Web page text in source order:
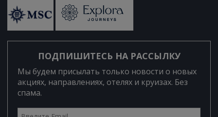
ПОДПИШИТЕСЬ НА РАССЫЛКУ
Мы будем присылать только новости о новых
акциях, направлениях, отелях и круизах. Без
спама.